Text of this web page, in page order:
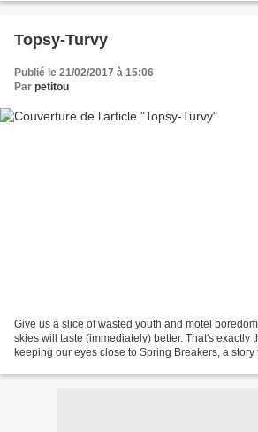
Topsy-Turvy
Publié le 21/02/2017 à 15:06
Par petitou
Give us a slice of wasted youth and motel
skies will taste (immediately) better. That's exactly
keeping our eyes close to Spring Breakers, a story